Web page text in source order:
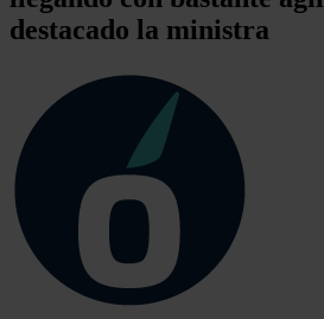
destacado la ministra